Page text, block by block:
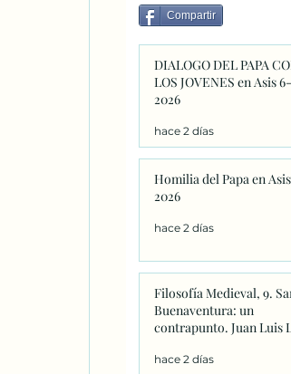
Compartir
DIALOGO DEL PAPA
LOS JOVENES en Asis
2026
hace 2 días
Homilia del Papa en
2026
hace 2 días
Filosofía Medieval, 9.
Buenaventura: un
contrapunto. Juan Luis
hace 2 días